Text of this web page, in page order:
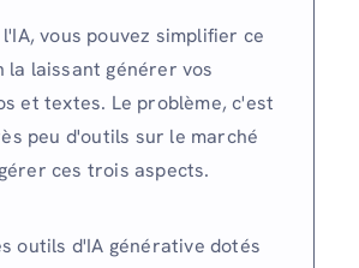
vous pouvez simplifier ce
la laissant générer vos
et textes. Le problème, c'est
peu d'outils sur le marché
ces trois aspects.
outils d'IA générative dotés